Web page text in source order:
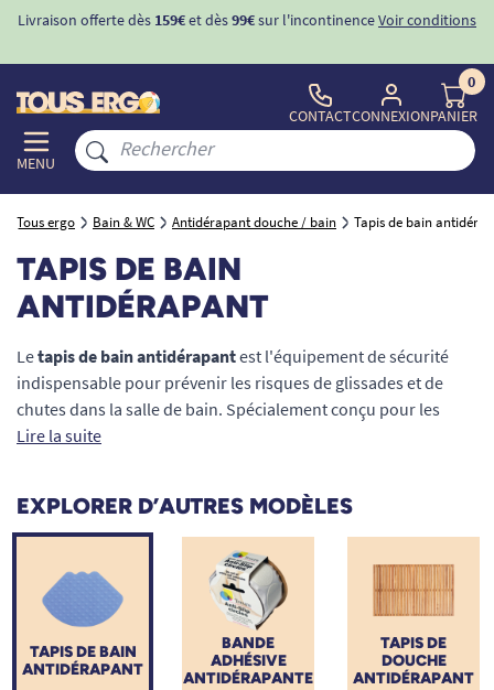
-10%avec le code "BIENVENUE" pourla 1ère commande
MENU
CONTACTCONNEXION
0
PANIER
Tous ergo Bain & WC Antidérapant douche / bain Tapis de bain
TAPIS DE BAIN
ANTIDÉRAPANT
Letapis de bain antidérapantest l'équipement de sécurité
indispensable pour prévenir les risques de glissades et de
chutes dans la salle de bain. Spécialement conçu pour les
seniors, les personnes à mobilité réduite (PMR) et celles en
de la baignoire ou du receveur de douche grâce à son système
de ventouses ultra-sécurisé. Découvrez notre sélection
d'équipements ergonomiques, confortables et hygiéniques,
pensés pour vous redonner confiance lors de votre toilette et
garantir un maintien à domicile serein et sans danger.
Lire la suite
EXPLORER D’AUTRES MODÈLES
BANDE
ADHÉSIVE
ANTIDÉRAPANTE
TAPIS DE BAIN
ANTIDÉRAPANT
TAPIS DE
DOUCHE
ANTIDÉRAPANT